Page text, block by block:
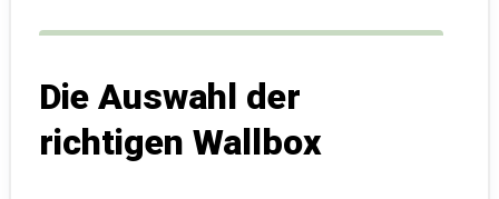
Die Auswahl der
richtigen Wallbox